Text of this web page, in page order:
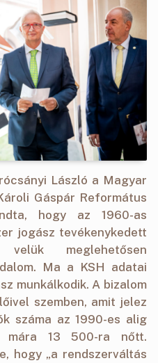
László a Magyar
Gáspár Református
hogy az 1960-as
jogász tevékenykedett
velük meglehetősen
Ma a KSH adatai
munkálkodik. A bizalom
szemben, amit jelez
száma az 1990-es alig
mára 13 500-ra nőtt.
hogy „a rendszerváltás